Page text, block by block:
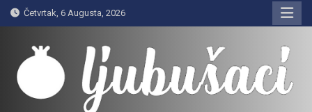
Skip
to
content
Četvrtak, 6 Augusta, 2026